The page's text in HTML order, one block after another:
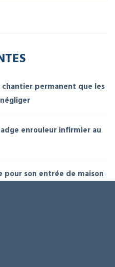
permanent que les
enrouleur infirmier au
pour son entrée de maison